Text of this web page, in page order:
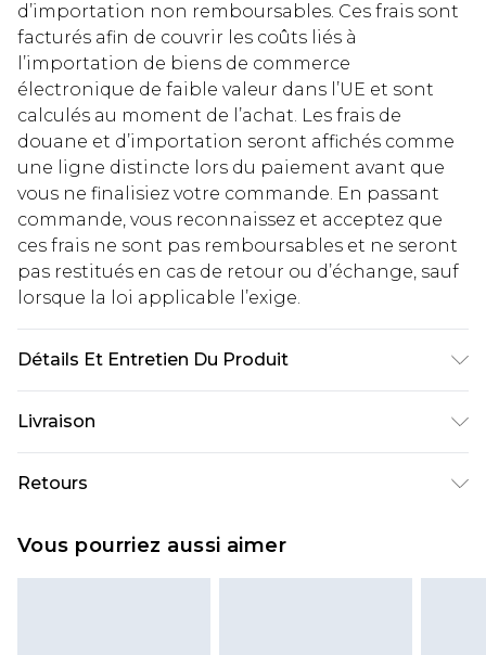
d’importation non remboursables. Ces frais sont
facturés afin de couvrir les coûts liés à
l’importation de biens de commerce
électronique de faible valeur dans l’UE et sont
calculés au moment de l’achat. Les frais de
douane et d’importation seront affichés comme
une ligne distincte lors du paiement avant que
vous ne finalisiez votre commande. En passant
commande, vous reconnaissez et acceptez que
ces frais ne sont pas remboursables et ne seront
pas restitués en cas de retour ou d’échange, sauf
lorsque la loi applicable l’exige.
Détails Et Entretien Du Produit
Livraison
Livraison standard France
€2.99
Livraison express France
Retours
à compter de la réception pour nous retourner
Vous pourriez aussi aimer